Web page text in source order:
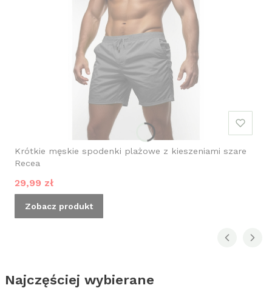
Krótkie męskie spodenki plażowe z kieszeniami szare
Recea
Cena promocyjna
29,99 zł
Zobacz produkt
Najczęściej wybierane